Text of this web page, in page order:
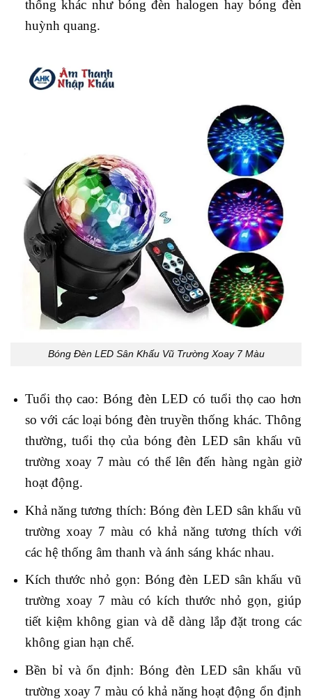
thống khác như bóng đèn halogen hay bóng đèn
huỳnh quang.
Bóng Đèn LED Sân Khấu Vũ Trường Xoay 7 Màu
Tuổi thọ cao: Bóng đèn LED có tuổi thọ cao hơn
so với các loại bóng đèn truyền thống khác. Thông
thường, tuổi thọ của bóng đèn LED sân khấu vũ
trường xoay 7 màu có thể lên đến hàng ngàn giờ
hoạt động.
Khả năng tương thích: Bóng đèn LED sân khấu vũ
trường xoay 7 màu có khả năng tương thích với
các hệ thống âm thanh và ánh sáng khác nhau.
Kích thước nhỏ gọn: Bóng đèn LED sân khấu vũ
trường xoay 7 màu có kích thước nhỏ gọn, giúp
tiết kiệm không gian và dễ dàng lắp đặt trong các
không gian hạn chế.
Bền bỉ và ổn định: Bóng đèn LED sân khấu vũ
trường xoay 7 màu có khả năng hoạt động ổn định